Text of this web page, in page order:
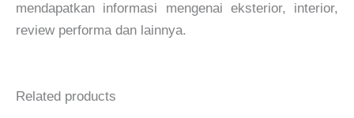
mendapatkan informasi mengenai eksterior, interior,
review performa dan lainnya.
Related products